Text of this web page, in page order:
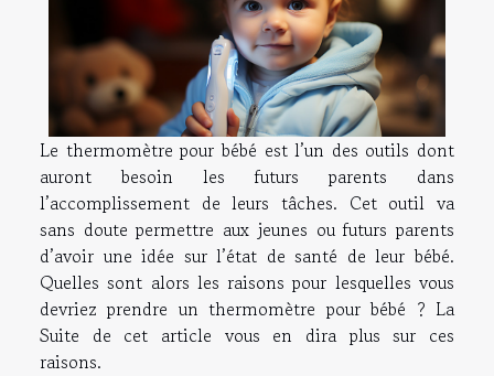
Le thermomètre pour bébé est l’un des outils dont
auront besoin les futurs parents dans
l’accomplissement de leurs tâches. Cet outil va
sans doute permettre aux jeunes ou futurs parents
d’avoir une idée sur l’état de santé de leur bébé.
Quelles sont alors les raisons pour lesquelles vous
devriez prendre un thermomètre pour bébé ? La
Suite de cet article vous en dira plus sur ces
raisons.